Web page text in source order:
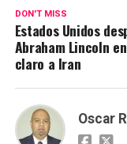
DON'T MISS
Estados Unidos
Abraham Lincoln
claro a Iran
Oscar